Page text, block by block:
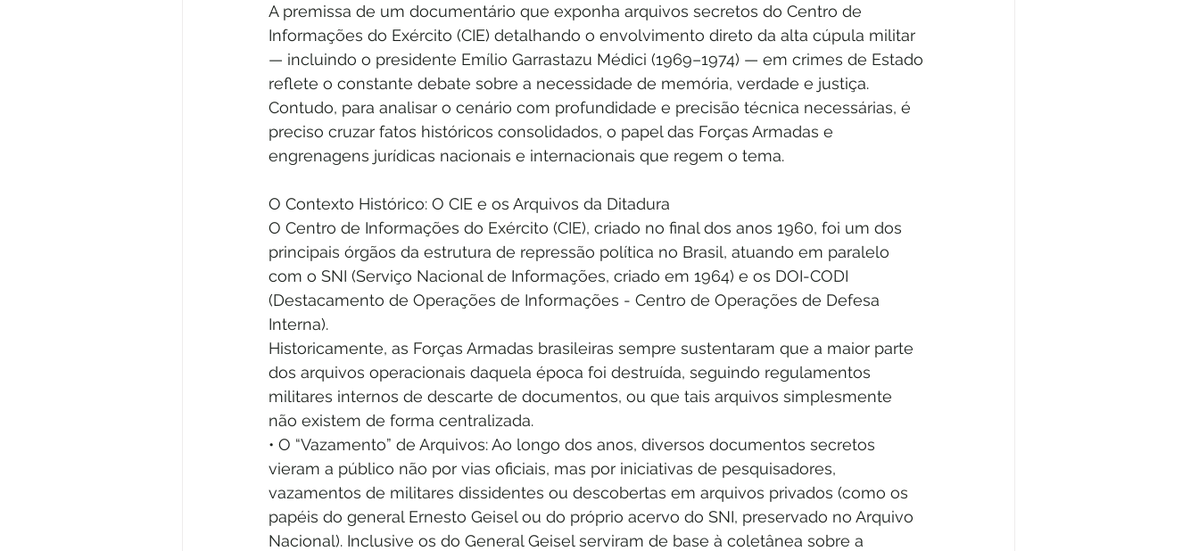
A premissa de um documentário que exponha arquivos secretos do Centro de
Informações do Exército (CIE) detalhando o envolvimento direto da alta cúpula militar
— incluindo o presidente Emílio Garrastazu Médici (1969–1974) — em crimes de Estado
reflete o constante debate sobre a necessidade de memória, verdade e justiça.
Contudo, para analisar o cenário com profundidade e precisão técnica necessárias, é
preciso cruzar fatos históricos consolidados, o papel das Forças Armadas e
engrenagens jurídicas nacionais e internacionais que regem o tema.
O Contexto Histórico: O CIE e os Arquivos da Ditadura
O Centro de Informações do Exército (CIE), criado no final dos anos 1960, foi um dos
principais órgãos da estrutura de repressão política no Brasil, atuando em paralelo
com o SNI (Serviço Nacional de Informações, criado em 1964) e os DOI-CODI
(Destacamento de Operações de Informações - Centro de Operações de Defesa
Interna).
Historicamente, as Forças Armadas brasileiras sempre sustentaram que a maior parte
dos arquivos operacionais daquela época foi destruída, seguindo regulamentos
militares internos de descarte de documentos, ou que tais arquivos simplesmente
não existem de forma centralizada.
• O “Vazamento” de Arquivos: Ao longo dos anos, diversos documentos secretos
vieram a público não por vias oficiais, mas por iniciativas de pesquisadores,
vazamentos de militares dissidentes ou descobertas em arquivos privados (como os
papéis do general Ernesto Geisel ou do próprio acervo do SNI, preservado no Arquivo
Nacional). Inclusive os do General Geisel serviram de base à coletânea sobre a